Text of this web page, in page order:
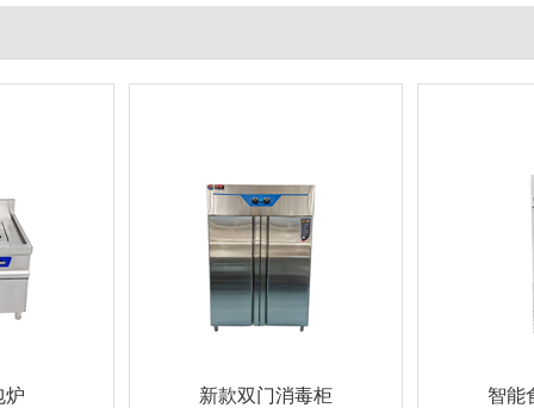
炉 新款双门消毒柜 智能